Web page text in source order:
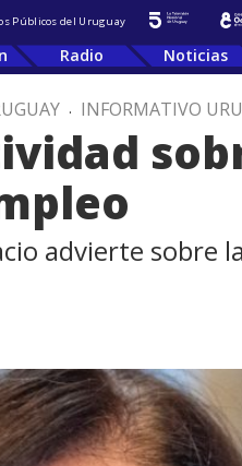
Públicos del Uruguay
Radio Noticias
. INFORMATIVO
advierte sobre